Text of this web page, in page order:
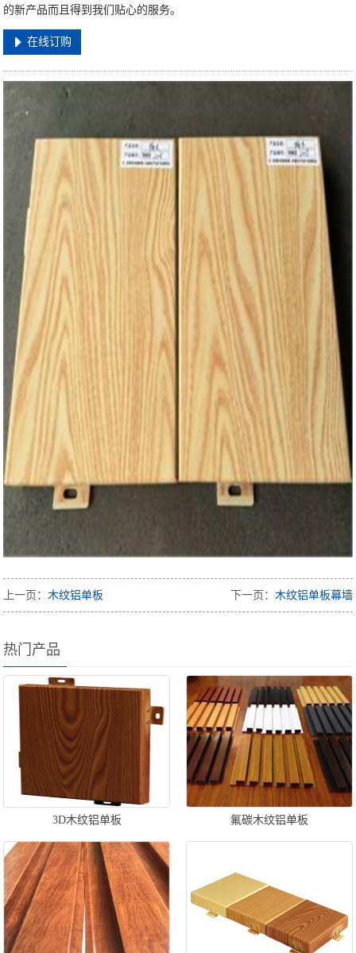
的新产品而且得到我们贴心的服务。
在线订购
上一页： 木纹铝单板 下一页： 木纹铝单板幕墙
热门产品
3D木纹铝单板 氟碳木纹铝单板